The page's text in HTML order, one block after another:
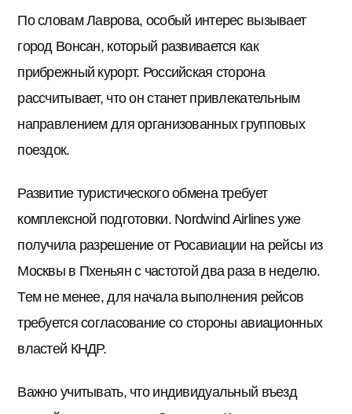
По словам Лаврова, особый интерес вызывает
город Вонсан, который развивается как
прибрежный курорт. Российская сторона
рассчитывает, что он станет привлекательным
направлением для организованных групповых
поездок.
Развитие туристического обмена требует
комплексной подготовки. Nordwind Airlines уже
получила разрешение от Росавиации на рейсы из
Москвы в Пхеньян с частотой два раза в неделю.
Тем не менее, для начала выполнения рейсов
требуется согласование со стороны авиационных
властей КНДР.
Важно учитывать, что индивидуальный въезд